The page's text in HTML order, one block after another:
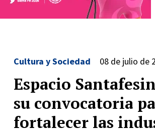
Espacio
su convocatoria
fortalecer las
Cultura y Sociedad 08 de julio de